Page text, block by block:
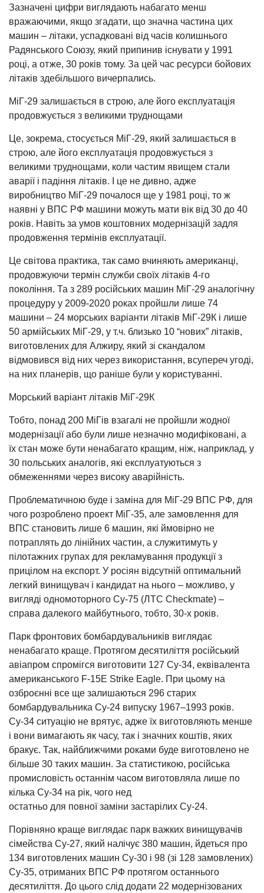
Зазначені цифри виглядають набагато менш
вражаючими, якщо згадати, що значна частина цих
машин – літаки, успадковані від часів колишнього
Радянського Союзу, який припинив існувати у 1991
році, а отже, 30 років тому. За цей час ресурси бойових
літаків здебільшого вичерпались.
МіГ-29 залишається в строю, але його експлуатація
продовжується з великими труднощами
Це, зокрема, стосується МіГ-29, який залишається в
строю, але його експлуатація продовжується з
великими труднощами, коли частим явищем стали
аварії і падіння літаків. І це не дивно, адже
виробництво МіГ-29 почалося ще у 1981 році, то ж
наявні у ВПС РФ машини можуть мати вік від 30 до 40
років. Навіть за умов коштовних модернізацій задля
продовження термінів експлуатації.
Це світова практика, так само вчиняють американці,
продовжуючи термін служби своїх літаків 4-го
покоління. Та з 289 російських машин МіГ-29 аналогічну
процедуру у 2009-2020 роках пройшли лише 74
машини – 24 морських варіанти літаків МіГ-29К і лише
50 армійських МіГ-29, у т.ч. близько 10 “нових” літаків,
виготовлених для Алжиру, який зі скандалом
відмовився від них через використання, всупереч угоді,
на них планерів, що раніше були у користуванні.
Морський варіант літаків МіГ-29К
Тобто, понад 200 МіГів взагалі не пройшли жодної
модернізації або були лише незначно модифіковані, а
їх стан може бути ненабагато кращим, ніж, наприклад, у
30 польських аналогів, які експлуатуються з
обмеженнями через високу аварійність.
Проблематичною буде і заміна для МіГ-29 ВПС РФ, для
чого розроблено проект МіГ-35, але замовлення для
ВПС становить лише 6 машин, які ймовірно не
потраплять до лінійних частин, а служитимуть у
пілотажних групах для рекламування продукції з
прицілом на експорт. У росіян відсутній оптимальний
легкий винищувач і кандидат на нього – можливо, у
вигляді одномоторного Су-75 (ЛТС Checkmate) –
справа далекого майбутнього, тобто, 30-х років.
Парк фронтових бомбардувальників виглядає
ненабагато краще. Протягом десятиліття російський
авіапром спромігся виготовити 127 Су-34, еквівалента
американського F-15E Strike Eagle. При цьому на
озброєнні все ще залишаються 296 старих
бомбардувальника Су-24 випуску 1967–1993 років.
Су-34 ситуацію не врятує, адже їх виготовляють менше
і вони вимагають як часу, так і значних коштів, яких
бракує. Так, найближчими роками буде виготовлено не
більше 30 таких машин. За статистикою, російська
промисловість останнім часом виготовляла лише по
кілька Су-34 на рік, чого нед
остатньо для повної заміни застарілих Су-24.
Порівняно краще виглядає парк важких винищувачів
сімейства Су-27, який налічує 380 машин, йдеться про
134 виготовлених машин Су-30 і 98 (зі 128 замовлених)
Су-35, отриманих ВПС РФ протягом останнього
десятиліття. До цього слід додати 22 модернізованих